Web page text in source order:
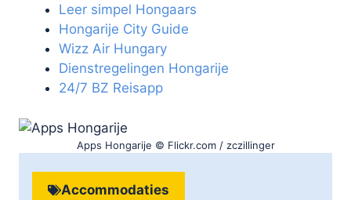
Leer simpel Hongaars
Hongarije City Guide
Wizz Air Hungary
Dienstregelingen Hongarije
24/7 BZ Reisapp
Apps Hongarije © Flickr.com / zczillinger
Accommodaties